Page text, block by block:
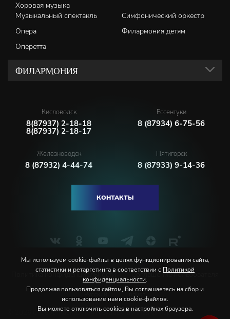
Хоровая музыка
Музыкальный спектакль
Симфонический оркестр
Опера
Филармония детям
Оперетта
ФИЛАРМОНИЯ
Кисловодск
8(87937) 2-18-18
8(87937) 2-18-17
Ессентуки
8 (87934) 6-75-56
Железноводск
8 (87932) 4-44-74
Пятигорск
8 (87933) 9-14-36
КОНТАКТЫ
Политика конфиденциальности Соглашение пользователя
© 2026 Северо-Кавказская государственная филармония
Мы используем cookie-файлы в целях функционирования сайта,
статистики и ретаргетинга в соответствии с Политикой
конфиденциальности.
Продолжая пользоваться сайтом, Вы соглашаетесь на сбор и
использование нами cookie-файлов.
Вы можете отключить cookies в настройках браузера.